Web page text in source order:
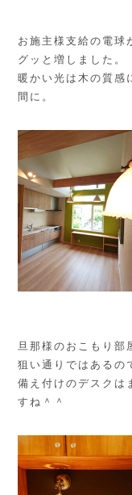
お施主様支給の電球
グッと増しました。
暖かい光は木の質感
間に。
旦那様のおこもり部
狙い通りではあるの
備え付けのデスクは
すね＾＾